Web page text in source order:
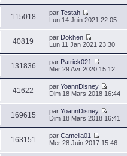
115018 par Testah
Lun 14 Juin 2021 22:05
40819 par Dokhen
Lun 11 Jan 2021 23:30
131836 par Patrick021
Mer 29 Avr 2020 15:12
41622 par YoannDisney
Dim 18 Mars 2018 16:44
169615 par YoannDisney
Dim 18 Mars 2018 16:41
163151 par Camelia01
Mer 28 Juin 2017 15:46